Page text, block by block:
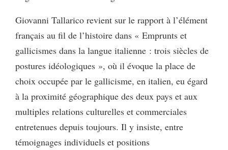
Giovanni Tallarico revient sur le rapport à l’élément
français au fil de l’histoire dans « Emprunts et
gallicismes dans la langue italienne : trois siècles de
postures idéologiques », où il évoque la place de
choix occupée par le gallicisme, en italien, eu égard
à la proximité géographique des deux pays et aux
multiples relations culturelles et commerciales
entretenues depuis toujours. Il y insiste, entre
témoignages individuels et positions